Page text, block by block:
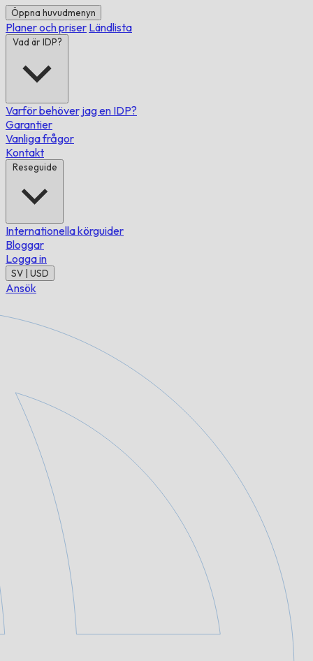
Öppna huvudmenyn
Planer och priser Ländlista
Vad är IDP?
Varför behöver jag en IDP?
Garantier
Vanliga frågor
Kontakt
Reseguide
Internationella körguider
Bloggar
Logga in
SV | USD
Ansök